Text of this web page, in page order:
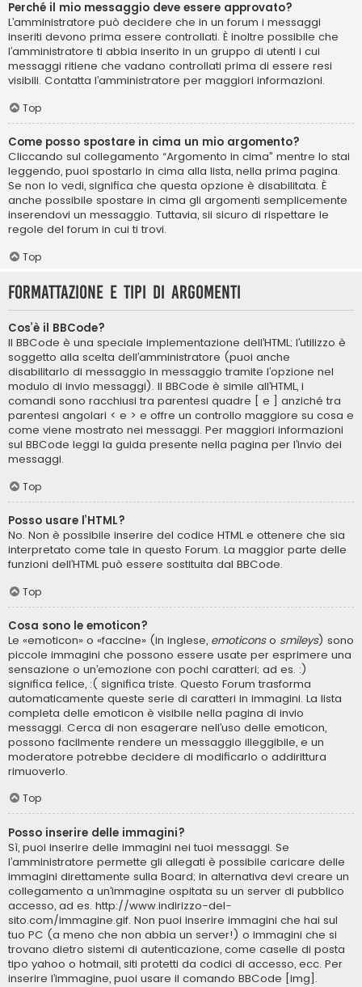
Perché il mio messaggio deve essere approvato?
L’amministratore può decidere che in un forum i messaggi
inseriti devono prima essere controllati. È inoltre possibile che
l’amministratore ti abbia inserito in un gruppo di utenti i cui
messaggi ritiene che vadano controllati prima di essere resi
visibili. Contatta l’amministratore per maggiori informazioni.
Top
Come posso spostare in cima un mio argomento?
Cliccando sul collegamento “Argomento in cima” mentre lo stai
leggendo, puoi spostarlo in cima alla lista, nella prima pagina.
Se non lo vedi, significa che questa opzione è disabilitata. È
anche possibile spostare in cima gli argomenti semplicemente
inserendovi un messaggio. Tuttavia, sii sicuro di rispettare le
regole del forum in cui ti trovi.
Top
Formattazione e tipi di argomenti
Cos’è il BBCode?
Il BBCode è una speciale implementazione dell’HTML; l’utilizzo è
soggetto alla scelta dell’amministratore (puoi anche
disabilitarlo di messaggio in messaggio tramite l’opzione nel
modulo di invio messaggi). Il BBCode è simile all’HTML, i
comandi sono racchiusi tra parentesi quadre [ e ] anziché tra
parentesi angolari < e > e offre un controllo maggiore su cosa e
come viene mostrato nei messaggi. Per maggiori informazioni
sul BBCode leggi la guida presente nella pagina per l’invio dei
messaggi.
Top
Posso usare l’HTML?
No. Non è possibile inserire del codice HTML e ottenere che sia
interpretato come tale in questo Forum. La maggior parte delle
funzioni dell’HTML può essere sostituita dal BBCode.
Top
Cosa sono le emoticon?
Le «emoticon» o «faccine» (in inglese, emoticonso smileys) sono
piccole immagini che possono essere usate per esprimere una
sensazione o un’emozione con pochi caratteri; ad es. :)
significa felice, :( significa triste. Questo Forum trasforma
automaticamente queste serie di caratteri in immagini. La lista
completa delle emoticon è visibile nella pagina di invio
messaggi. Cerca di non esagerare nell’uso delle emoticon,
possono facilmente rendere un messaggio illeggibile, e un
moderatore potrebbe decidere di modificarlo o addirittura
rimuoverlo.
Top
Posso inserire delle immagini?
Sì, puoi inserire delle immagini nei tuoi messaggi. Se
l’amministratore permette gli allegati è possibile caricare delle
immagini direttamente sulla Board; in alternativa devi creare un
collegamento a un’immagine ospitata su un server di pubblico
accesso, ad es. http://www.indirizzo-del-
sito.com/immagine.gif. Non puoi inserire immagini che hai sul
tuo PC (a meno che non abbia un server!) o immagini che si
trovano dietro sistemi di autenticazione, come caselle di posta
tipo yahoo o hotmail, siti protetti da codici di accesso, ecc. Per
inserire l’immagine, puoi usare il comando BBCode [img].